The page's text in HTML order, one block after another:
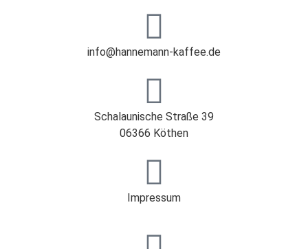
info@hannemann-kaffee.de
Schalaunische Straße 39
06366 Köthen
Impressum